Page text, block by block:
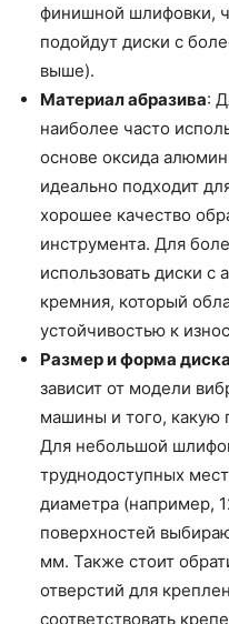
финишной шлифовки,
подойдут диски с
выше).
Материал абразива:
наиболее часто
основе оксида
идеально подходит
хорошее качество
инструмента. Для
использовать диски с
кремния, который
устойчивостью к
Размер и форма диска
зависит от модели
машины и того, какую
Для небольшой
труднодоступных
диаметра (например,
поверхностей
мм. Также стоит
отверстий для
соответствовать